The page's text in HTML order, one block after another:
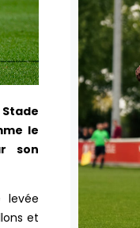
le
son
levée
et